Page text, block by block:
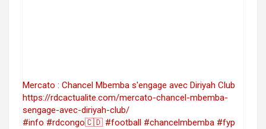
Mercato : Chancel Mbemba s'engage avec Diriyah Club
https://rdcactualite.com/mercato-chancel-mbemba-
sengage-avec-diriyah-club/
#info #rdcongo🇨🇩 #football #chancelmbemba #fyp